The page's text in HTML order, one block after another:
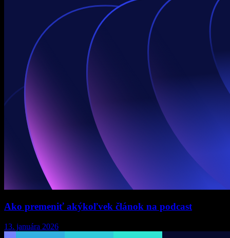
Ako premeniť akýkoľvek článok na podcast
13. januára 2026